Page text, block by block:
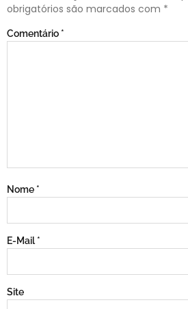
obrigatórios são marcados com *
Comentário *
Nome *
E-Mail *
Site